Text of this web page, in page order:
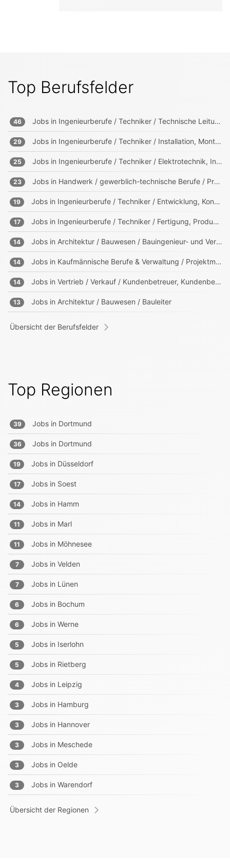
Top Berufsfelder
46 Jobs in Ingenieurberufe / Techniker / Technische Leitung, Projektleitung
29 Jobs in Ingenieurberufe / Techniker / Installation, Montage, Wartung
25 Jobs in Ingenieurberufe / Techniker / Elektrotechnik, Informationstechnik, Mechatronik
23 Jobs in Handwerk / gewerblich-technische Berufe / Produktion
19 Jobs in Ingenieurberufe / Techniker / Entwicklung, Konstruktion, Produktmanagement
17 Jobs in Ingenieurberufe / Techniker / Fertigung, Produktion
14 Jobs in Architektur / Bauwesen / Bauingenieur- und Vermessungswesen
14 Jobs in Kaufmännische Berufe & Verwaltung / Projektmanagement, Projektleitung
14 Jobs in Vertrieb / Verkauf / Kundenbetreuer, Kundenberater
13 Jobs in Architektur / Bauwesen / Bauleiter
Übersicht der Berufsfelder
Top Regionen
39 Jobs in Dortmund
36 Jobs in Dortmund
19 Jobs in Düsseldorf
17 Jobs in Soest
14 Jobs in Hamm
11 Jobs in Marl
11 Jobs in Möhnesee
7 Jobs in Velden
7 Jobs in Lünen
6 Jobs in Bochum
6 Jobs in Werne
5 Jobs in Iserlohn
5 Jobs in Rietberg
4 Jobs in Leipzig
3 Jobs in Hamburg
3 Jobs in Hannover
3 Jobs in Meschede
3 Jobs in Oelde
3 Jobs in Warendorf
Übersicht der Regionen